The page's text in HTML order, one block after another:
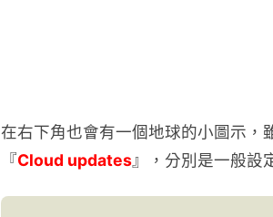
在右下角也會有一個地球的小圖示
『Cloud updates』，分別是一般設